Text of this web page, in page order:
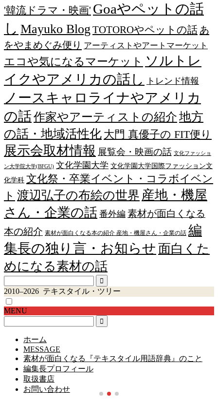
'韓流ドラマ・映画' Goaやペットの話
し Mayuko Blog TOTOROやペットの話 あ
をやまめぐみ便り アーティストやアートマーケット
エコや気になるマーケット ソルトレ
イクやアメリカの話し
トレンド情報
ノースキャロライナやアメリカ
の話作家やアーティストの紹介地方
の話・地域活性化 大門 真優子の FIT便り
展示会取材情報 展覧会・映画の話 文化ファッショ
ン大学院大学(BFGU) 文化学園大学 文化学園大学国際ファッション文
化学科 文化祭・卒業イベント・コラボイベン
ト 渡辺弘子の布絵の世界 産地・機屋
さん・企業の話 番外編 素材が面白くなる
本の紹介 素材が面白くなる本の紹介 産地・機屋さん・企業の話 編
集長の独り言・お知らせ 面白くた
めになる素材の話
2010–2026 テキスタイル・ツリー
MENU
ホーム
MESSAGE
素材が面白くなる『テキスタイル用語辞典』のこと
編集長プロフィール
取扱書店
お問い合わせ